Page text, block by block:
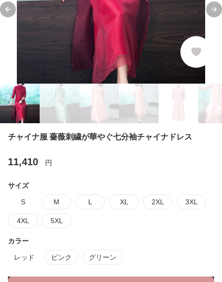
Previous slide
チャイナ服 薔薇刺繍が華やぐ七分袖チャイナドレス
11,410 円
サイズ
S M L XL 2XL 3XL
4XL 5XL
カラー
レッド ピンク グリーン